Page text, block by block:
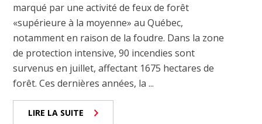
marqué par une activité de feux de forêt
«supérieure à la moyenne» au Québec,
notamment en raison de la foudre. Dans la zone
de protection intensive, 90 incendies sont
survenus en juillet, affectant 1675 hectares de
forêt. Ces dernières années, la ...
LIRE LA SUITE